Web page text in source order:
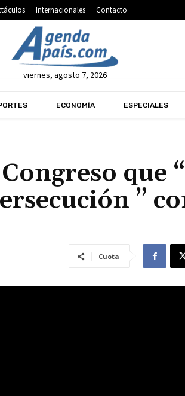
Internacionales Contacto
viernes, agosto 7, 2026
ECONOMÍA ESPECIALES
que
”
Cuota